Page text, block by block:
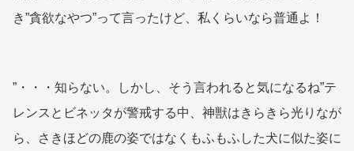
き”貪欲なやつ”って言ったけど、私くらいなら普通よ！
”・・・知らない。しかし、そう言われると気になるね”テ
レンスとビネッタが警戒する中、神獣はきらきら光りなが
ら、さきほどの鹿の姿ではなくもふもふした犬に似た姿に